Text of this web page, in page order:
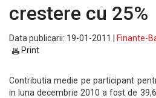
crestere cu 25%
Data publicarii: 19-01-2011 |
Finante-
Print
Contributia medie pe participant
in luna decembrie 2010 a fost de